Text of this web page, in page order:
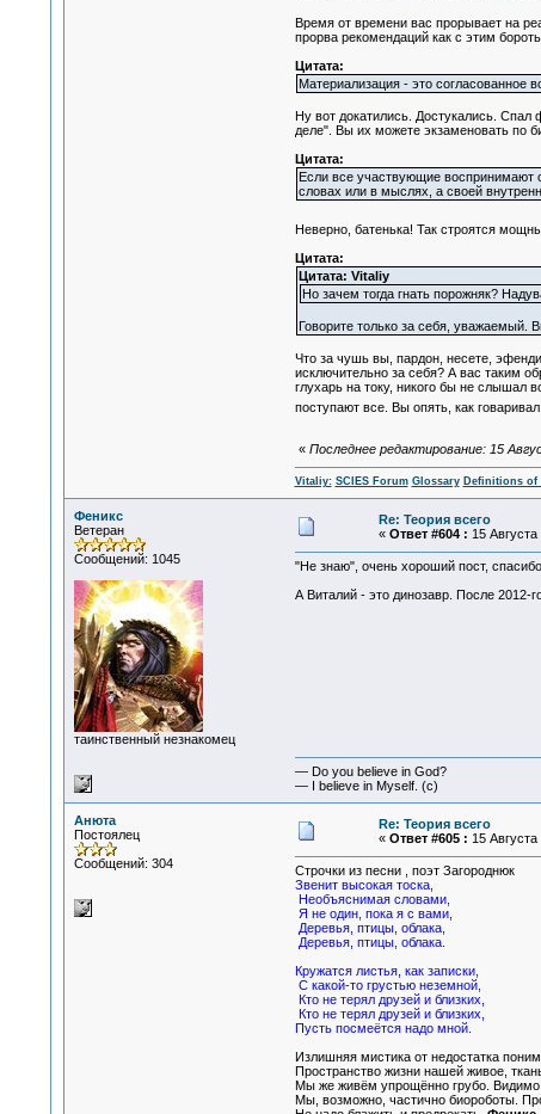
Время от времени вас прорывает на
прорва рекомендаций как с этим
Цитата:
Материализация - это
Ну вот докатились. Достукались.
деле". Вы их можете экзаменовать по
Цитата:
Если все участвующие воспринимают
словах или в мыслях, а своей
Неверно, батенька! Так строятся
Цитата:
Цитата: Vitaliy
Но зачем тогда гнать порожняк?
Говорите только за себя, уважаемый.
Что за чушь вы, пардон, несете,
исключительно за себя? А вас таким
глухарь на току, никого бы не слышал
поступают все. Вы опять, как
« Последнее редактирование: 15
Vitaliy: SCIES Forum Glossary Definitions of
Феникс
Ветеран
Сообщений: 1045
таинственный незнакомец
Re: Теория всего
« Ответ #604 : 15
"Не знаю", очень хороший пост, спасибо.
А Виталий - это динозавр. После 2012-
— Do you believe in God?
— I believe in Myself. (c)
Анюта
Постоялец
Сообщений: 304
Re: Теория всего
« Ответ #605 : 15
Строчки из песни , поэт Загороднюк
Звенит высокая тоска,
Необъяснимая словами,
Я не один, пока я с вами,
Деревья, птицы, облака,
Деревья, птицы, облака.
Кружатся листья, как записки,
С какой-то грустью неземной,
Кто не терял друзей и близких,
Кто не терял друзей и близких,
Пусть посмеётся надо мной.
Излишняя мистика от недостатка
Пространство жизни нашей живое,
Мы же живём упрощённо грубо.
Мы, возможно, частично биороботы.